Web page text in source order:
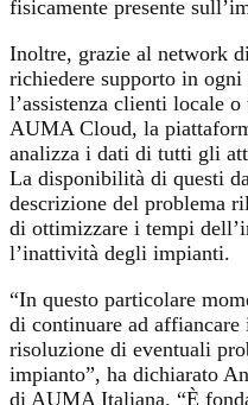
fisicamente presente
Inoltre, grazie al network
richiedere supporto in
l’assistenza clienti locale
AUMA Cloud, la
analizza i dati di tutti gli
La disponibilità di questi
descrizione del problema
di ottimizzare i tempi
l’inattività degli impianti.
“In questo particolare
di continuare ad
risoluzione di eventuali
impianto”, ha dichiarato
di AUMA Italiana. “È